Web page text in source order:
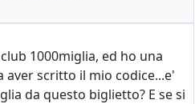
1000miglia, ed ho una
aver scritto il mio codice...e'
da questo biglietto? E se si